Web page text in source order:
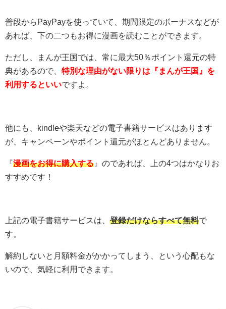
普段からPayPayを使っていて、期間限定のボーナスなどが
あれば、下の二つもお得に漫画を読むことができます。
ただし、まんが王国では、常に最大50％ポイント還元の特
典があるので、 特別な理由がない限りは『まんが王国』を
利用するといいですよ。
他にも、kindleや楽天などの電子書籍サービスはあります
が、キャンペーンやポイント還元がほとんどありません。
『漫画をお得に購入する 』のであれば、上の4つはかなりお
すすめです！
上記の電子書籍サービスは、 登録だけならすべて無料で
す。
解約しないと月額料金がかかってしまう、という心配もな
いので、気軽に利用できます。